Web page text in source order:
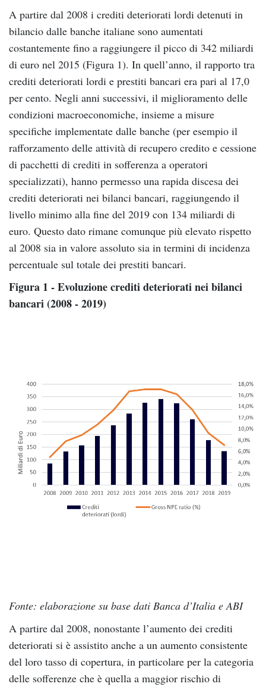
A partire dal 2008 i crediti deteriorati lordi detenuti in
bilancio dalle banche italiane sono aumentati
costantemente fino a raggiungere il picco di 342 miliardi
di euro nel 2015 (Figura 1). In quell’anno, il rapporto tra
crediti deteriorati lordi e prestiti bancari era pari al 17,0
per cento. Negli anni successivi, il miglioramento delle
condizioni macroeconomiche, insieme a misure
specifiche implementate dalle banche (per esempio il
rafforzamento delle attività di recupero credito e cessione
di pacchetti di crediti in sofferenza a operatori
specializzati), hanno permesso una rapida discesa dei
crediti deteriorati nei bilanci bancari, raggiungendo il
livello minimo alla fine del 2019 con 134 miliardi di
euro. Questo dato rimane comunque più elevato rispetto
al 2008 sia in valore assoluto sia in termini di incidenza
percentuale sul totale dei prestiti bancari.
Figura 1 - Evoluzione crediti deteriorati nei bilanci
bancari (2008 - 2019)
Fonte: elaborazione su base dati Banca d’Italia e ABI
A partire dal 2008, nonostante l’aumento dei crediti
deteriorati si è assistito anche a un aumento consistente
del loro tasso di copertura, in particolare per la categoria
delle sofferenze che è quella a maggior rischio di